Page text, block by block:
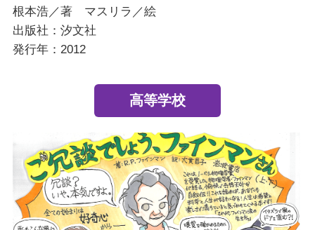
根本浩／著 マスリラ／絵
出版社：汐文社
発行年：2012
高等学校